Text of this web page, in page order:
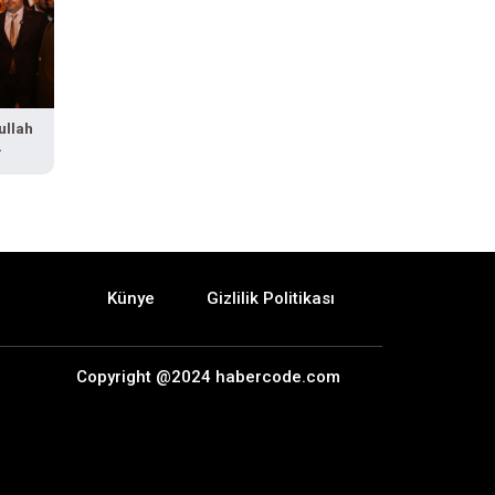
Künye Gizlilik Politikası
Copyright @2024 habercode.com